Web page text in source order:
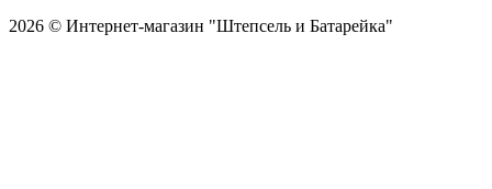
2026 © Интернет-магазин "Штепсель и Батарейка"